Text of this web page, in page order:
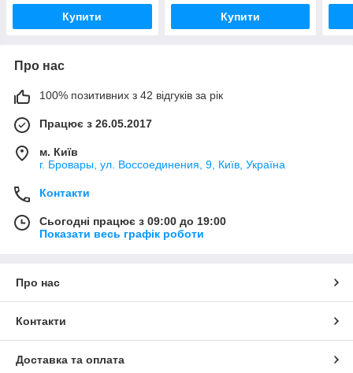
Купити Купити
Про нас
100% позитивних з 42 відгуків за рік
Працює з 26.05.2017
м. Київ
г. Бровары, ул. Воссоединения, 9, Київ, Україна
Контакти
Сьогодні працює з 09:00 до 19:00
Показати весь графік роботи
Про нас
Контакти
Доставка та оплата